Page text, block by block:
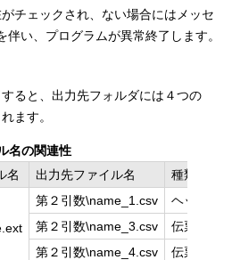
チェックされ、ない場合にはメッセ
伴い、プログラムが異常終了します。
ると、出力先フォルダには４つの
ます。
名の関連性
名
出力先ファイル名 種類
第２引数\name_1.csv
ヘッダ
第２引数\name_3.csv
伝票ヘッ
第２引数\name_4.csv
伝票明細